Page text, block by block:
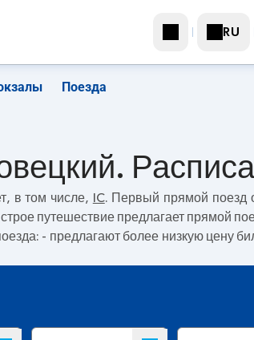
RU
Поезда
в том числе, IC. Первый прямой поезд
путешествие предлагает прямой
- предлагают более низкую цену